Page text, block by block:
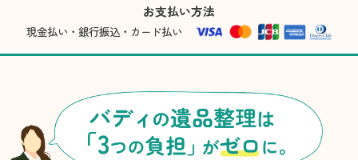
お支払い方法
現金払い・銀行振込・カード払い